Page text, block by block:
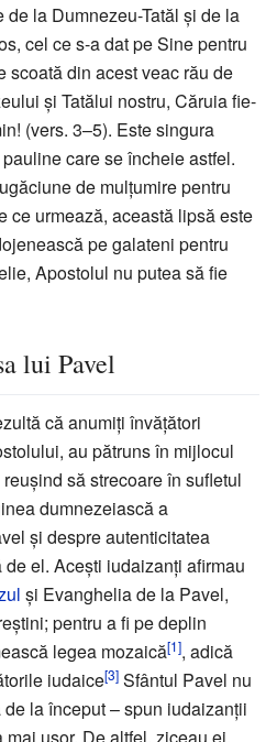
de la Dumnezeu-Tatăl și de la
cel ce s-a dat pe Sine pentru
scoată din acest veac rău de
și Tatălui nostru, Căruia fie-
(vers. 3–5). Este singura
care se încheie astfel.
de mulțumire pentru
ce urmează, această lipsă este
pe galateni pentru
Apostolul nu putea să fie
lui Pavel
că anumiți învățători
au pătruns în mijlocul
să strecoare în sufletul
dumnezeiască a
și despre autenticitatea
el. Acești iudaizanți afirmau
și Evanghelia de la Pavel,
pentru a fi pe deplin
legea mozaică[1], adică
iudaice[3] Sfântul Pavel nu
la început – spun iudaizanții
ușor. De altfel, ziceau ei,